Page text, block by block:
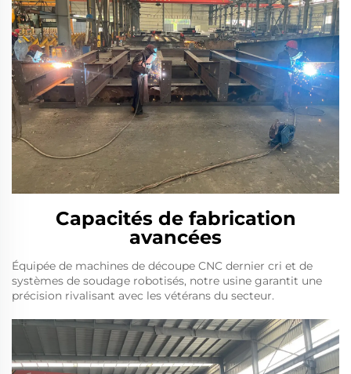
Capacités de fabrication
avancées
Équipée de machines de découpe CNC dernier cri et de
systèmes de soudage robotisés, notre usine garantit une
précision rivalisant avec les vétérans du secteur.